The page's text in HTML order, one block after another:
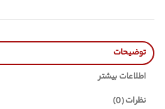
توضیحات
اطلاعات بیشتر
نظرات (0)